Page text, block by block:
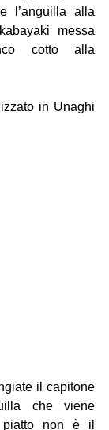
l’anguilla alla
messa
cotto alla
in Unaghi
il capitone
che viene
piatto non è il